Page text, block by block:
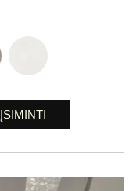
ĮSIMINTI